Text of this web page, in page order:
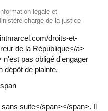
légale et
chargé de la justice
droits-et-
de la République</a>
pas obligé d'engager
dépôt de plainte.
suite</span></span>. Il